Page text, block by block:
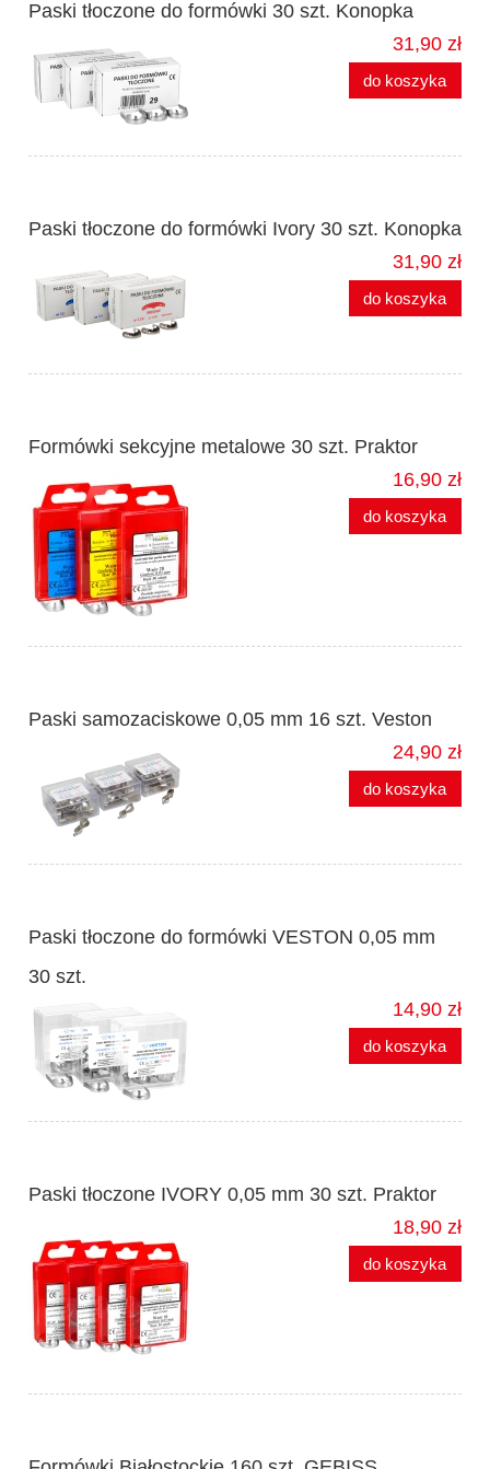
Paski tłoczone do formówki 30 szt. Konopka
31,90 zł
do koszyka
Paski tłoczone do formówki Ivory 30 szt. Konopka
31,90 zł
do koszyka
Formówki sekcyjne metalowe 30 szt. Praktor
16,90 zł
do koszyka
Paski samozaciskowe 0,05 mm 16 szt. Veston
24,90 zł
do koszyka
Paski tłoczone do formówki VESTON 0,05 mm
30 szt.
14,90 zł
do koszyka
Paski tłoczone IVORY 0,05 mm 30 szt. Praktor
18,90 zł
do koszyka